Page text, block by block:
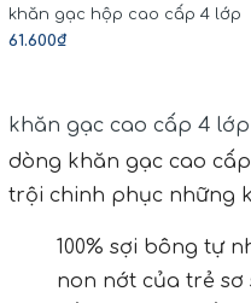
khăn gạc hộp cao cấp 4 lớp
61.600₫
khăn gạc cao cấp 4 lớp
dòng khăn gạc cao
trội chinh phục những
100% sợi bông tự
non nớt của trẻ sơ